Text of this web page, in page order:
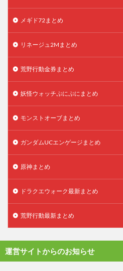
メギド72まとめ
リネージュ2Mまとめ
荒野行動金券まとめ
妖怪ウォッチぷにぷにまとめ
モンストオーブまとめ
ガンダムUCエンゲージまとめ
原神まとめ
ドラクエウォーク最新まとめ
荒野行動最新まとめ
運営サイトからのお知らせ